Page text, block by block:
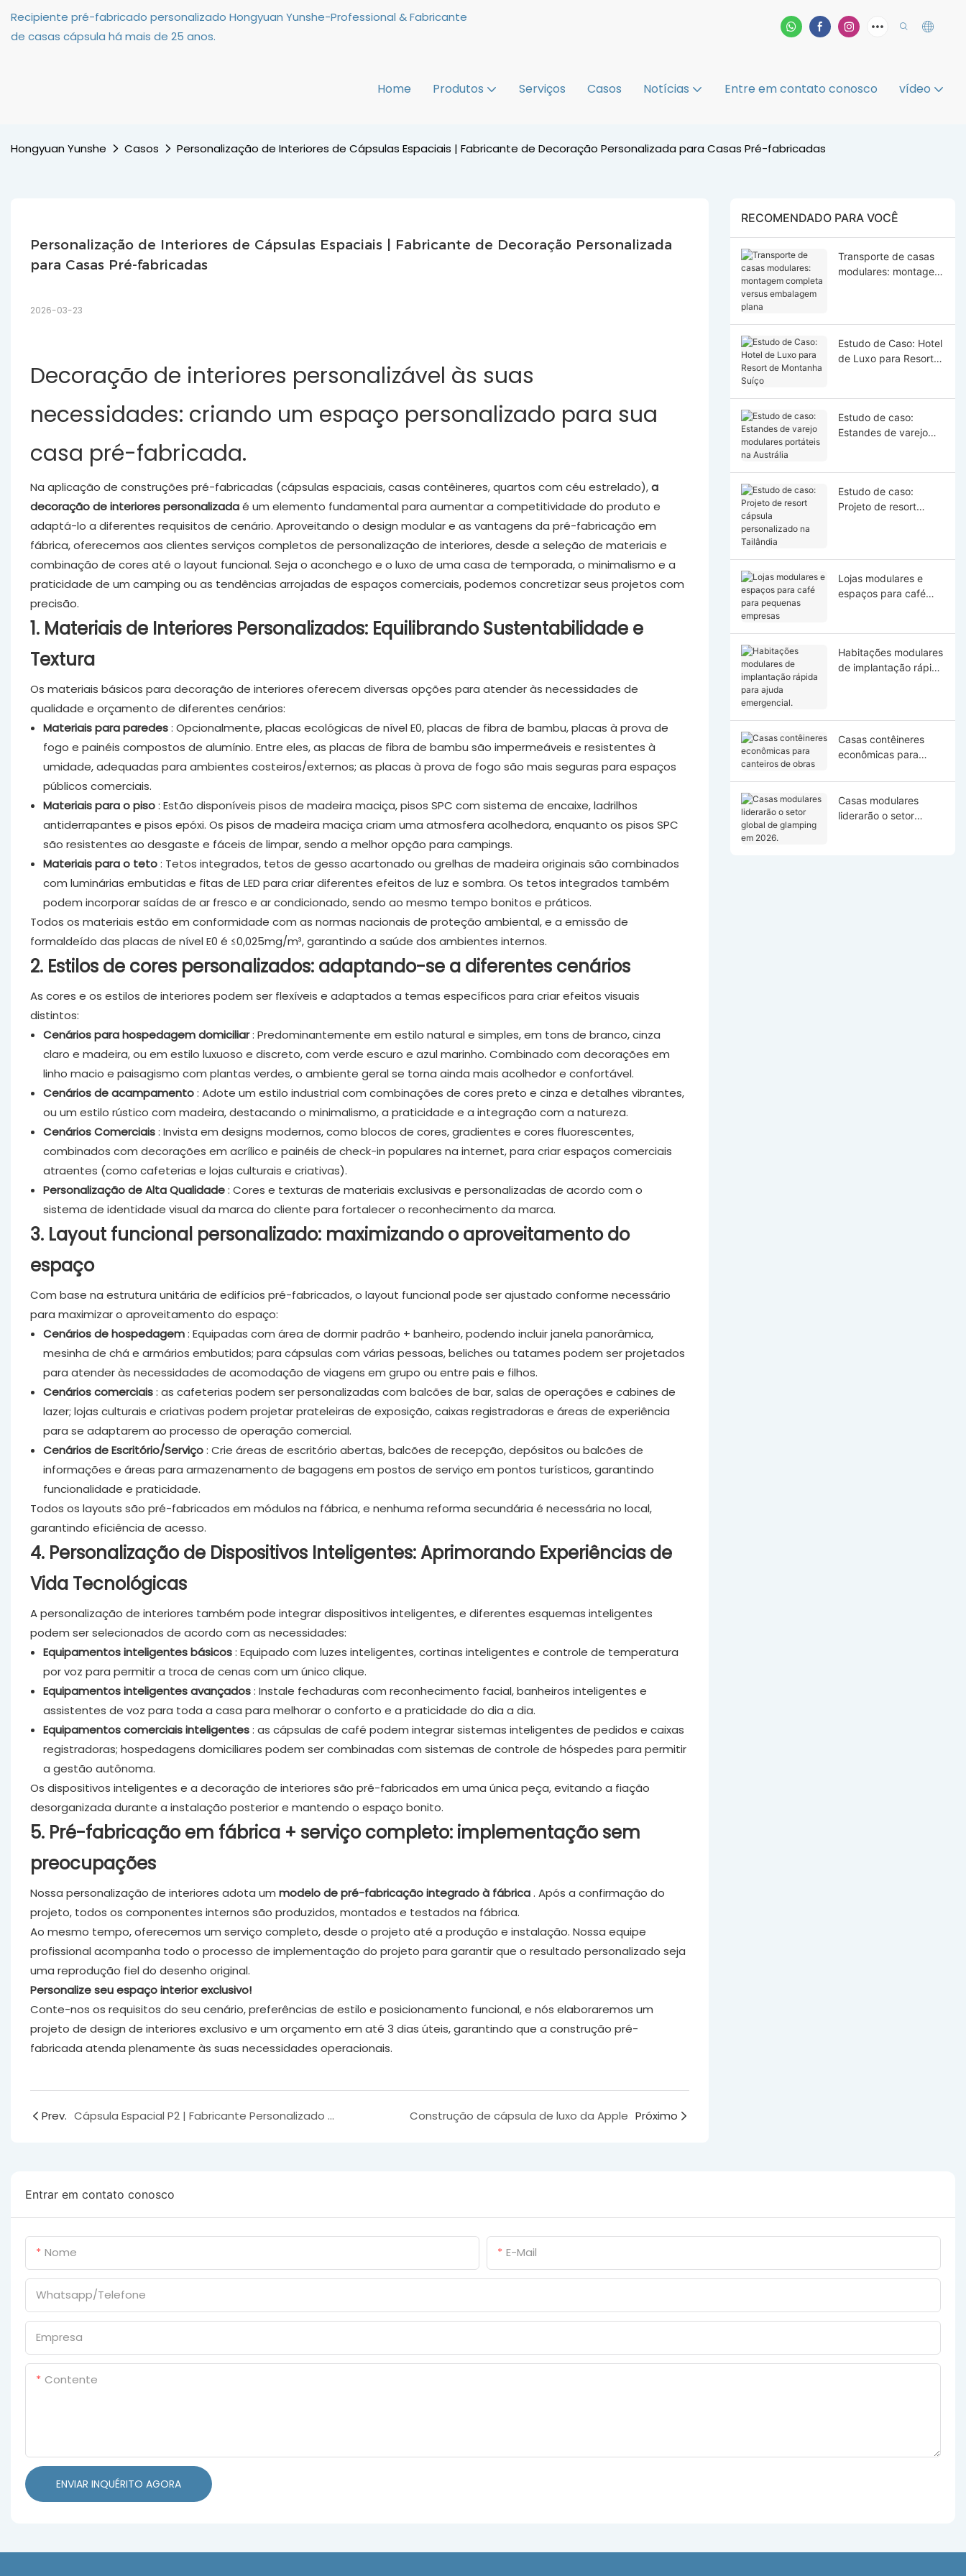
Recipiente pré-fabricado personalizado Hongyuan Yunshe-Professional & Fabricante
de casas cápsula há mais de 25 anos.
Home Produtos Serviços Casos Notícias Entre em contato conosco vídeo
Hongyuan Yunshe Casos Personalização de Interiores de Cápsulas Espaciais | Fabricante de Decoração Personalizada para Casas Pré-fabricadas
Personalização de Interiores de Cápsulas Espaciais | Fabricante de Decoração Personalizada
para Casas Pré-fabricadas
2026-03-23
Decoração de interiores personalizável às suas
necessidades: criando um espaço personalizado para sua
casa pré-fabricada.
Na aplicação de construções pré-fabricadas (cápsulas espaciais, casas contêineres, quartos com céu estrelado),a
decoração de interiores personalizadaé um elemento fundamental para aumentar a competitividade do produto e
adaptá-lo a diferentes requisitos de cenário. Aproveitando o design modular e as vantagens da pré-fabricação em
fábrica, oferecemos aos clientes serviços completos de personalização de interiores, desde a seleção de materiais e
combinação de cores até o layout funcional. Seja o aconchego e o luxo de uma casa de temporada, o minimalismo e a
praticidade de um camping ou as tendências arrojadas de espaços comerciais, podemos concretizar seus projetos com
precisão.
1. Materiais de Interiores Personalizados: Equilibrando Sustentabilidade e
Textura
Os materiais básicos para decoração de interiores oferecem diversas opções para atender às necessidades de
qualidade e orçamento de diferentes cenários:
Materiais para paredes: Opcionalmente, placas ecológicas de nível E0, placas de fibra de bambu, placas à prova de
fogo e painéis compostos de alumínio. Entre eles, as placas de fibra de bambu são impermeáveis ​​e resistentes à
umidade, adequadas para ambientes costeiros/externos; as placas à prova de fogo são mais seguras para espaços
públicos comerciais.
Materiais para o piso: Estão disponíveis pisos de madeira maciça, pisos SPC com sistema de encaixe, ladrilhos
antiderrapantes e pisos epóxi. Os pisos de madeira maciça criam uma atmosfera acolhedora, enquanto os pisos SPC
são resistentes ao desgaste e fáceis de limpar, sendo a melhor opção para campings.
Materiais para o teto: Tetos integrados, tetos de gesso acartonado ou grelhas de madeira originais são combinados
com luminárias embutidas e fitas de LED para criar diferentes efeitos de luz e sombra. Os tetos integrados também
podem incorporar saídas de ar fresco e ar condicionado, sendo ao mesmo tempo bonitos e práticos.
Todos os materiais estão em conformidade com as normas nacionais de proteção ambiental, e a emissão de
formaldeído das placas de nível E0 é ≤0,025mg/m³, garantindo a saúde dos ambientes internos.
2. Estilos de cores personalizados: adaptando-se a diferentes cenários
As cores e os estilos de interiores podem ser flexíveis e adaptados a temas específicos para criar efeitos visuais
distintos:
Cenários para hospedagem domiciliar: Predominantemente em estilo natural e simples, em tons de branco, cinza
claro e madeira, ou em estilo luxuoso e discreto, com verde escuro e azul marinho. Combinado com decorações em
linho macio e paisagismo com plantas verdes, o ambiente geral se torna ainda mais acolhedor e confortável.
Cenários de acampamento: Adote um estilo industrial com combinações de cores preto e cinza e detalhes vibrantes,
ou um estilo rústico com madeira, destacando o minimalismo, a praticidade e a integração com a natureza.
Cenários Comerciais: Invista em designs modernos, como blocos de cores, gradientes e cores fluorescentes,
combinados com decorações em acrílico e painéis de check-in populares na internet, para criar espaços comerciais
atraentes (como cafeterias e lojas culturais e criativas).
Personalização de Alta Qualidade: Cores e texturas de materiais exclusivas e personalizadas de acordo com o
sistema de identidade visual da marca do cliente para fortalecer o reconhecimento da marca.
3. Layout funcional personalizado: maximizando o aproveitamento do
espaço
Com base na estrutura unitária de edifícios pré-fabricados, o layout funcional pode ser ajustado conforme necessário
para maximizar o aproveitamento do espaço:
Cenários de hospedagem: Equipadas com área de dormir padrão + banheiro, podendo incluir janela panorâmica,
mesinha de chá e armários embutidos; para cápsulas com várias pessoas, beliches ou tatames podem ser projetados
para atender às necessidades de acomodação de viagens em grupo ou entre pais e filhos.
Cenários comerciais: as cafeterias podem ser personalizadas com balcões de bar, salas de operações e cabines de
lazer; lojas culturais e criativas podem projetar prateleiras de exposição, caixas registradoras e áreas de experiência
para se adaptarem ao processo de operação comercial.
Cenários de Escritório/Serviço: Crie áreas de escritório abertas, balcões de recepção, depósitos ou balcões de
informações e áreas para armazenamento de bagagens em postos de serviço em pontos turísticos, garantindo
funcionalidade e praticidade.
Todos os layouts são pré-fabricados em módulos na fábrica, e nenhuma reforma secundária é necessária no local,
garantindo eficiência de acesso.
4. Personalização de Dispositivos Inteligentes: Aprimorando Experiências de
Vida Tecnológicas
A personalização de interiores também pode integrar dispositivos inteligentes, e diferentes esquemas inteligentes
podem ser selecionados de acordo com as necessidades:
Equipamentos inteligentes básicos: Equipado com luzes inteligentes, cortinas inteligentes e controle de temperatura
por voz para permitir a troca de cenas com um único clique.
Equipamentos inteligentes avançados: Instale fechaduras com reconhecimento facial, banheiros inteligentes e
assistentes de voz para toda a casa para melhorar o conforto e a praticidade do dia a dia.
Equipamentos comerciais inteligentes: as cápsulas de café podem integrar sistemas inteligentes de pedidos e caixas
registradoras; hospedagens domiciliares podem ser combinadas com sistemas de controle de hóspedes para permitir
a gestão autônoma.
Os dispositivos inteligentes e a decoração de interiores são pré-fabricados em uma única peça, evitando a fiação
desorganizada durante a instalação posterior e mantendo o espaço bonito.
5. Pré-fabricação em fábrica + serviço completo: implementação sem
preocupações
Nossa personalização de interiores adota um modelo de pré-fabricação integrado à fábrica. Após a confirmação do
projeto, todos os componentes internos são produzidos, montados e testados na fábrica.
Ao mesmo tempo, oferecemos um serviço completo, desde o projeto até a produção e instalação. Nossa equipe
profissional acompanha todo o processo de implementação do projeto para garantir que o resultado personalizado seja
uma reprodução fiel do desenho original.
Personalize seu espaço interior exclusivo!
Conte-nos os requisitos do seu cenário, preferências de estilo e posicionamento funcional, e nós elaboraremos um
projeto de design de interiores exclusivo e um orçamento em até 3 dias úteis, garantindo que a construção pré-
fabricada atenda plenamente às suas necessidades operacionais.
Prev. Cápsula Espacial P2 | Fabricante Personalizado de Hospedagem Inteligente em Cápsula Espacial Móvel Construção de cápsula de luxo da Apple Próximo
RECOMENDADO PARA VOCÊ
Transporte de casas
modulares: montagem
Estudo de Caso: Hotel
de Luxo para Resort
Estudo de caso:
Estandes de varejo
Estudo de caso:
Projeto de resort
Lojas modulares e
espaços para café
Habitações modulares
de implantação rápida
Casas contêineres
econômicas para
Casas modulares
liderarão o setor
Entrar em contato conosco
Nome E-Mail
Whatsapp/Telefone
Empresa
Contente
ENVIAR INQUÉRITO AGORA